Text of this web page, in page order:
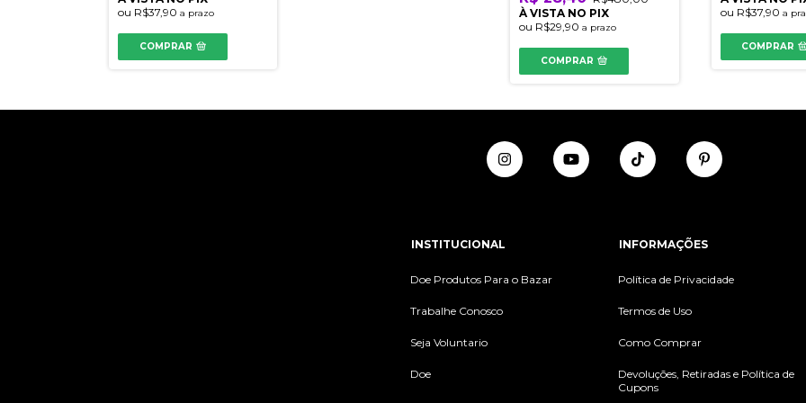
ou R$37,90 a prazo
COMPRAR
À VISTA NO PIX
ou R$29,90a prazo
COMPRAR
ou R$37,90 a
COMPRAR
INSTITUCIONAL
Doe Produtos Para o Bazar
Trabalhe Conosco
Seja Voluntario
Doe
INFORMAÇÕES
Política de Privacidade
Termos de Uso
Como Comprar
Devoluções, Retiradas e Política de
Cupons